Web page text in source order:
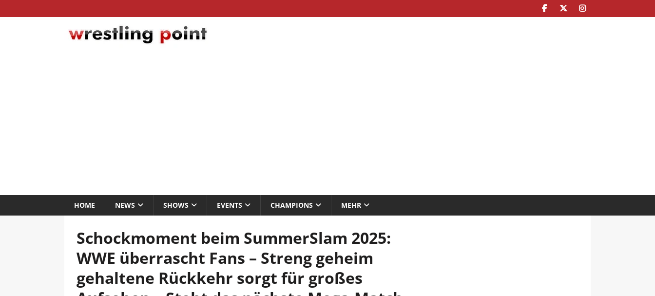
HOME NEWS SHOWS EVENTS CHAMPIONS MEHR
Schockmoment beim SummerSlam 2025:
WWE überrascht Fans – Streng geheim
gehaltene Rückkehr sorgt für großes